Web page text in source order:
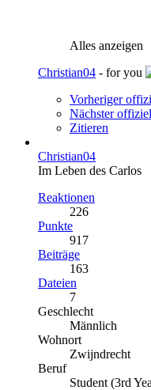
Alles anzeigen
Christian04 - for you
Vorheriger
Nächster
Zitieren
Christian04
Im Leben des Carlos
Reaktionen
226
Punkte
917
Beiträge
163
Dateien
7
Geschlecht
Männlich
Wohnort
Zwijndrecht
Beruf
Student (3rd